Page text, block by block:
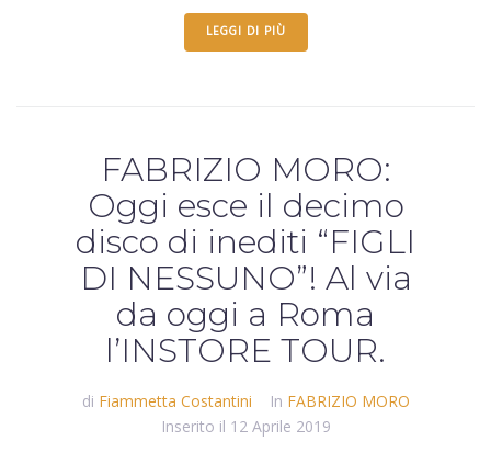
LEGGI DI PIÙ
FABRIZIO MORO:
Oggi esce il decimo
disco di inediti “FIGLI
DI NESSUNO”! Al via
da oggi a Roma
l’INSTORE TOUR.
di Fiammetta Costantini In FABRIZIO MORO
Inserito il 12 Aprile 2019